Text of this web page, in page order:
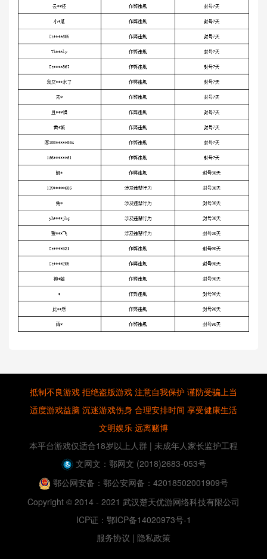
抵制不良游戏 拒绝盗版游戏 注意自我保护 谨防受骗上当
适度游戏益脑 沉迷游戏伤身 合理安排时间 享受健康生活
文明娱乐 远离赌博
本平台游戏仅适合18岁以上人群 | 未成年人家长监护工程
文网文：鄂网文 (2018)2683-053号
鄂公网安备：鄂公安网备：42018502001909号
Copyright © 2014 - 2021 武汉楚天优游网络科技有限公司
ICP证：鄂ICP备14020973号-1
服务协议 | 隐私政策